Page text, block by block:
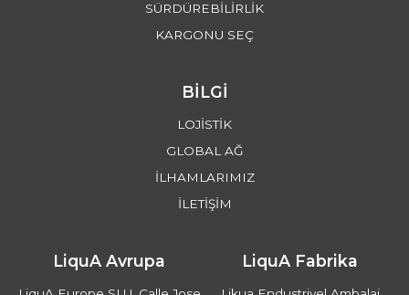
SÜRDÜREBİLİRLİK
KARGONU SEÇ
BİLGİ
LOJİSTİK
GLOBAL AĞ
İLHAMLARIMIZ
İLETİŞİM
LiquA Avrupa LiquA Fabrika